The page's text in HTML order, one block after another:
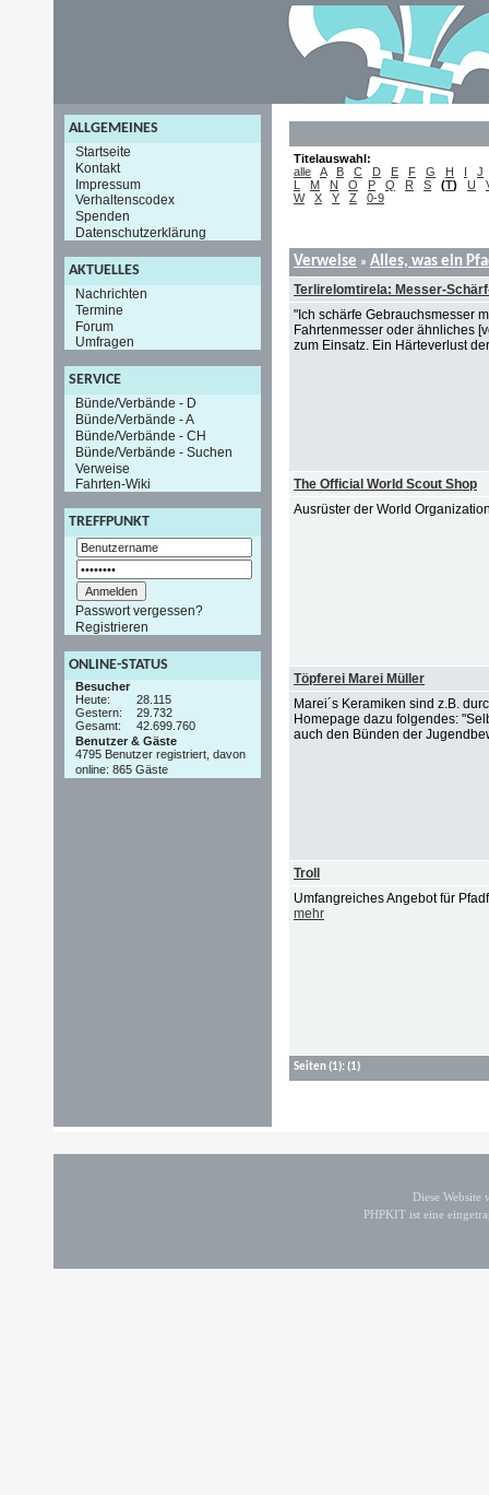
ALLGEMEINES
Startseite
Kontakt
Impressum
Verhaltenscodex
Spenden
Datenschutzerklärung
AKTUELLES
Nachrichten
Termine
Forum
Umfragen
SERVICE
Bünde/Verbände - D
Bünde/Verbände - A
Bünde/Verbände - CH
Bünde/Verbände - Suchen
Verweise
Fahrten-Wiki
TREFFPUNKT
Passwort vergessen?
Registrieren
ONLINE-STATUS
Besucher
Heute:
28.115
Gestern:
29.732
Gesamt:
42.699.760
Benutzer & Gäste
4795 Benutzer registriert, davon
online: 865 Gäste
Titelauswahl:
alle
A B C D E F G H I
J
L
M N O P Q R S (T) U
W
X Y Z 0-9
Verweise » Alles, was ein
Terlirelomtirela: Messer-
"Ich schärfe Gebrauchsmesser
Fahrtenmesser oder ähnliches
zum Einsatz. Ein Härteverlust
The Official World Scout Shop
Ausrüster der World
Töpferei Marei Müller
Marei´s Keramiken sind z.B.
Homepage dazu folgendes:
auch den Bünden der
Troll
Umfangreiches Angebot für
mehr
Seiten(1): (1)
Diese
PHPKIT ist eine